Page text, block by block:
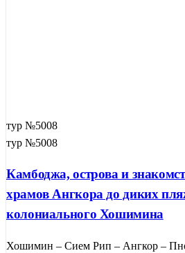
тур №5008
тур №5008
Камбоджа, острова и
храмов Ангкора до диких
колониального Хошимина
Хошимин – Сием Рип – Ангкор –